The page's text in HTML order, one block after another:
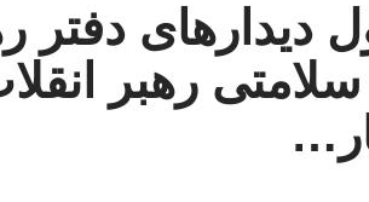
دیدارهای دفتر
رهبر